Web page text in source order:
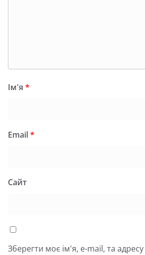
Ім'я *
Email*
Сайт
Зберегти моє ім'я, e-mail, та